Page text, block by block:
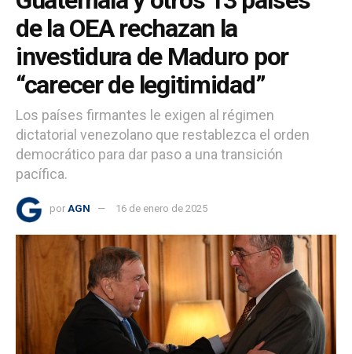
de la OEA rechazan la
investidura de Maduro por
“carecer de legitimidad”
Los países firmantes le exigen al régimen
dictatorial venezolano que restablezca el orden
democrático para dar paso a una transición
pacífica.
por AGN 16 de enero de 2025